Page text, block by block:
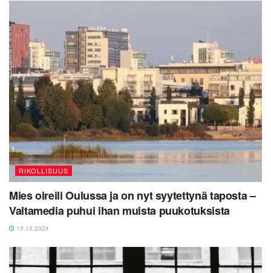
RIKOLLISUUS
Mies oireili Oulussa ja on nyt syytettynä taposta –
Valtamedia puhui ihan muista puukotuksista
10.10.2024